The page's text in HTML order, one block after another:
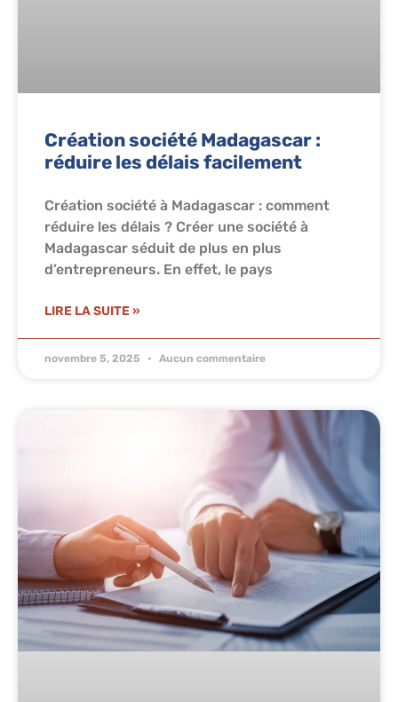
Création société Madagascar :
réduire les délais facilement
Création société à Madagascar : comment
réduire les délais ? Créer une société à
Madagascar séduit de plus en plus
d’entrepreneurs. En effet, le pays
LIRE LA SUITE »
novembre 5, 2025 Aucun commentaire